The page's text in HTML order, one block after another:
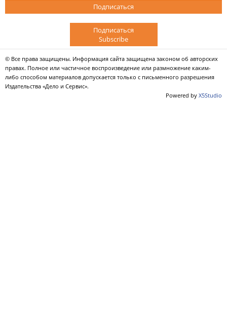
Подписаться
Подписаться
Subscribe
© Все права защищены. Информация сайта защищена законом об авторских
правах. Полное или частичное воспроизведение или размножение каким-
либо способом материалов допускается только с письменного разрешения
Издательства «Дело и Сервис».
Powered by X5Studio